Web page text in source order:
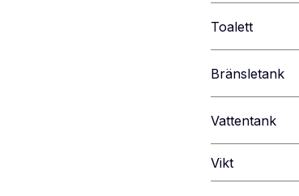
Toalett
Bränsletank
Vattentank
Vikt